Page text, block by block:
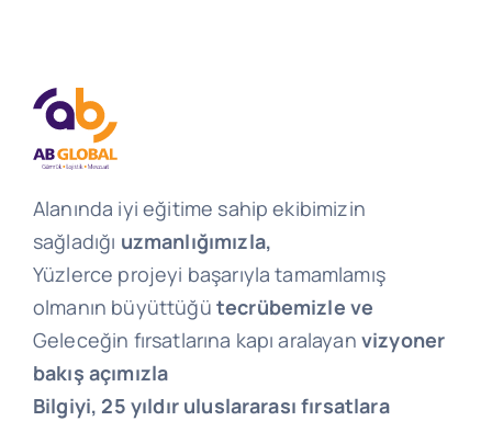
Alanında iyi eğitime sahip ekibimizin
sağladığı uzmanlığımızla,
Yüzlerce projeyi başarıyla tamamlamış
olmanın büyüttüğü tecrübemizle ve
Geleceğin fırsatlarına kapı aralayan vizyoner
bakış açımızla
Bilgiyi, 25 yıldır uluslararası fırsatlara